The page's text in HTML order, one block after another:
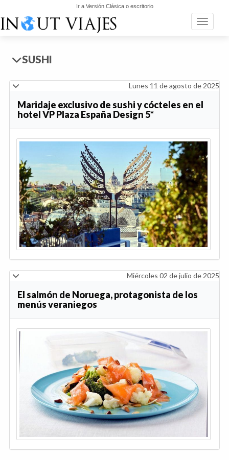
Ir a Versión Clásica o escritorio
Toggle
SUSHI
Lunes 11 de agosto de 2025
Maridaje exclusivo de sushi y cócteles en el
hotel VP Plaza España Design 5*
Miércoles 02 de julio de 2025
El salmón de Noruega, protagonista de los
menús veraniegos